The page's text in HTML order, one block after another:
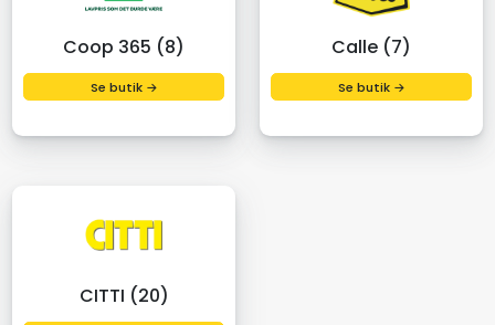
Coop 365 (8)
Se butik →
Calle (7)
Se butik →
CITTI (20)